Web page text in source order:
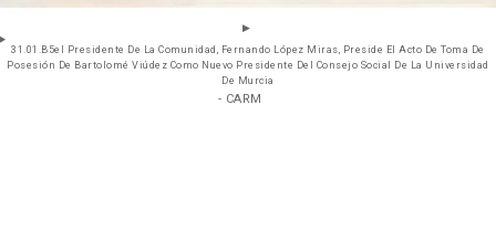
31.01.B5el Presidente De La Comunidad, Fernando López Miras, Preside El Acto De Toma De
Posesión De Bartolomé Viúdez Como Nuevo Presidente Del Consejo Social De La Universidad
De Murcia
- CARM